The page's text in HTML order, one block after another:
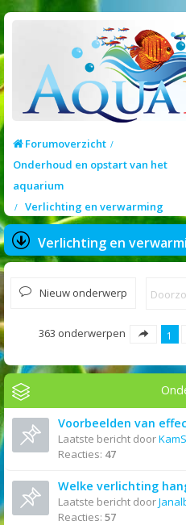
Forumoverzicht
Onderhoud en opstart van het
aquarium
Verlichting en verwarming
Verlichting en
Nieuw onderwerp
363 onderwerpen 1
Voorbeelden van
Laatste bericht door
Reacties: 47
Welke verlichting
Laatste bericht door
Reacties: 57